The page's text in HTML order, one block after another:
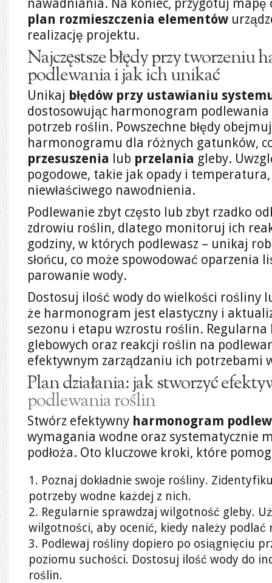
nawadniania. Na koniec, przygotuj mapę
plan rozmieszczenia elementów
realizację projektu.
Najczęstsze błędy przy tworzeniu
podlewania i jak ich unikać
Unikaj błędów przy ustawianiu
dostosowując harmonogram
potrzeb roślin. Powszechne błędy
harmonogramu dla różnych gatunków,
przesuszenia lub przelania gleby.
pogodowe, takie jak opady i
niewłaściwego nawodnienia.
Podlewanie zbyt często lub zbyt rzadko
zdrowiu roślin, dlatego monitoruj ich
godziny, w których podlewasz – unikaj
słońcu, co może spowodować oparzenia
parowanie wody.
Dostosuj ilość wody do wielkości rośliny
że harmonogram jest elastyczny i
sezonu i etapu wzrostu roślin.
glebowych oraz reakcji roślin na
efektywnym zarządzaniu ich potrzebami
Plan działania: jak stworzyć
podlewania roślin
Stwórz efektywny harmonogram
wymagania wodne oraz systematycznie
podłoża. Oto kluczowe kroki, które
Poznaj dokładnie swoje rośliny.
potrzeby wodne każdej z nich.
Regularnie sprawdzaj wilgotność gleby.
wilgotności, aby ocenić, kiedy należy podlać
Podlewaj rośliny dopiero po osiągnięciu
poziomu suchości. Dostosuj ilość wody do
roślin.